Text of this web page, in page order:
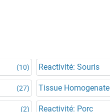
(10) Reactivité: Souris
(27) Tissue Homogenate
(2) Reactivité: Porc